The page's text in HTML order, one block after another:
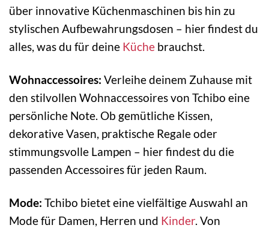
über innovative Küchenmaschinen bis hin zu
stylischen Aufbewahrungsdosen – hier findest du
alles, was du für deine Küche brauchst.
Wohnaccessoires: Verleihe deinem Zuhause mit
den stilvollen Wohnaccessoires von Tchibo eine
persönliche Note. Ob gemütliche Kissen,
dekorative Vasen, praktische Regale oder
stimmungsvolle Lampen – hier findest du die
passenden Accessoires für jeden Raum.
Mode: Tchibo bietet eine vielfältige Auswahl an
Mode für Damen, Herren und Kinder. Von